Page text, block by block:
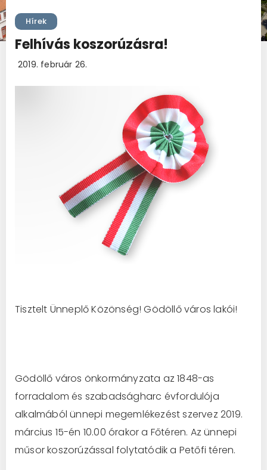
Hírek
Felhívás koszorúzásra!
2019. február 26.
Tisztelt Ünneplő Közönség! Gödöllő város lakói!
Gödöllő város önkormányzata az 1848-as
forradalom és szabadságharc évfordulója
alkalmából ünnepi megemlékezést szervez 2019.
március 15-én 10.00 órakor a Főtéren. Az ünnepi
műsor koszorúzással folytatódik a Petőfi téren.